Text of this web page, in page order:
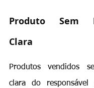
Produto Sem
Clara
Produtos vendidos
clara do responsável